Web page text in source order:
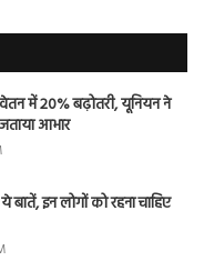
में 20% बढ़ोतरी, यूनियन ने
आभार
इन लोगों को रहना चाहिए